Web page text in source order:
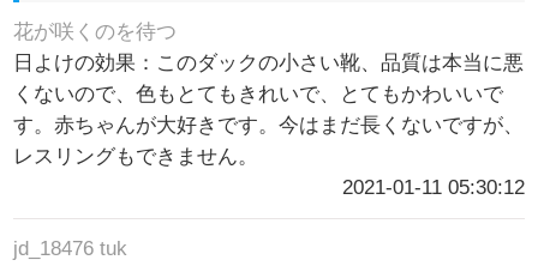
花が咲くのを待つ
日よけの効果：このダックの小さい靴、品質は本当に悪
くないので、色もとてもきれいで、とてもかわいいで
す。赤ちゃんが大好きです。今はまだ長くないですが、
レスリングもできません。
2021-01-11 05:30:12
jd_18476 tuk